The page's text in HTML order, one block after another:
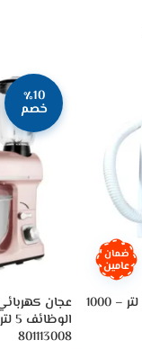
ضمان
عامين
مكنسة فيشر كهربائية 10 لتر – 1000
٪10
خصم
عجان
801113008